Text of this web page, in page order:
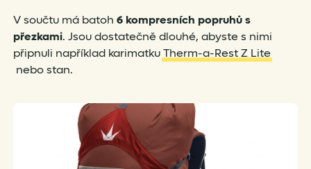
V součtu má batoh 6 kompresních popruhů s
přezkami. Jsou dostatečně dlouhé, abyste s nimi
připnuli například karimatkuTherm-a-Rest Z Lite
nebo stan.